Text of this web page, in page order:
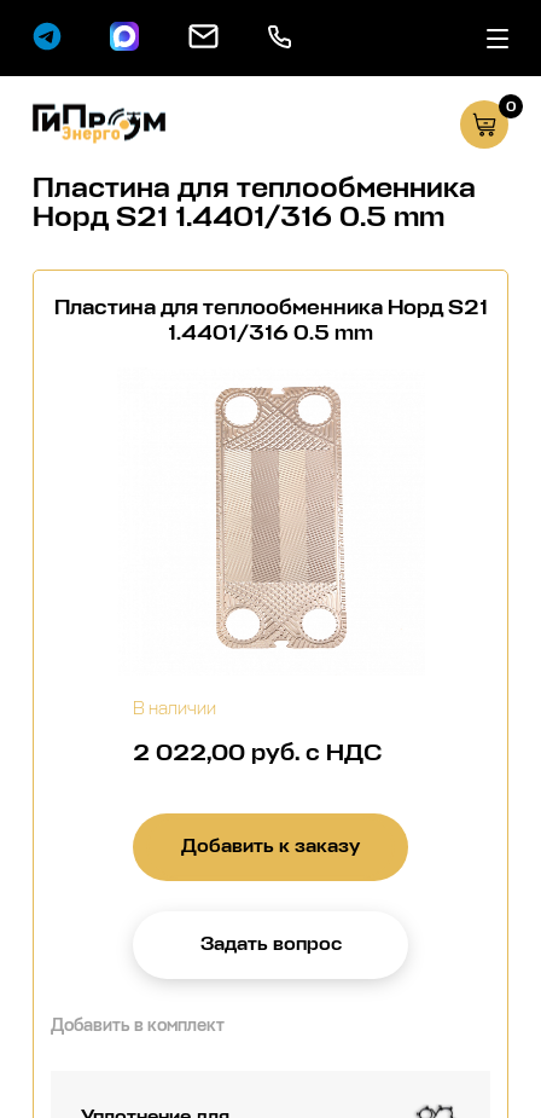
Сервисные
0
Пластина для теплообменника
Норд S21 1.4401/316 0.5 mm
Пластина для теплообменника Норд S21
1.4401/316 0.5 mm
В наличии
2 022,00 руб. с НДС
Добавить к заказу
Задать вопрос
Добавить в комплект